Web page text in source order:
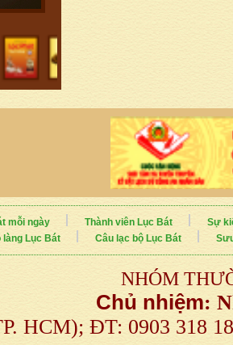
mỗi ngày Thành viên Lục Bát
Sự
làng Lục Bát Câu lạc bộ Lục Bát
NHÓM
Chủ nhiệm:
HCM); ĐT: 0903 318